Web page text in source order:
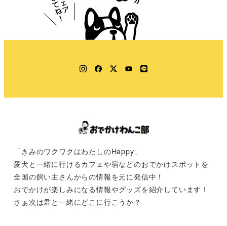
Instagram
Facebook
TwitterYouTube
LINE
「きみのワクワクはわたしのHappy」
愛犬と一緒に行けるカフェや宿などのおでかけスポットを
全国の飼い主さんからの情報を元に発信中！
おでかけが楽しみになる情報やグッズを紹介しています！
さぁ次は君と一緒にどこに行こうか？